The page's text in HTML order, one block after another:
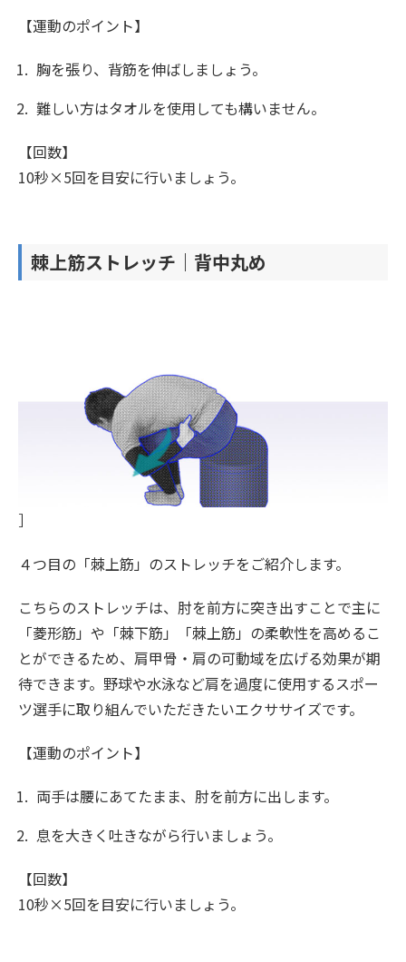
【運動のポイント】
胸を張り、背筋を伸ばしましょう。
難しい方はタオルを使用しても構いません。
【回数】
10秒×5回を目安に行いましょう。
棘上筋ストレッチ｜背中丸め
］
４つ目の「棘上筋」のストレッチをご紹介します。
こちらのストレッチは、肘を前方に突き出すことで主に
「菱形筋」や「棘下筋」「棘上筋」の柔軟性を高めるこ
とができるため、肩甲骨・肩の可動域を広げる効果が期
待できます。野球や水泳など肩を過度に使用するスポー
ツ選手に取り組んでいただきたいエクササイズです。
【運動のポイント】
両手は腰にあてたまま、肘を前方に出します。
息を大きく吐きながら行いましょう。
【回数】
10秒×5回を目安に行いましょう。